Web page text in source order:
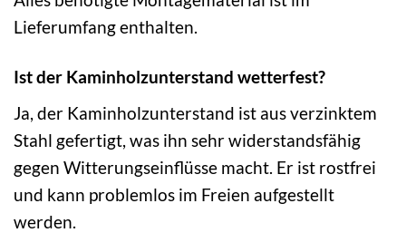
Lieferumfang enthalten.
Ist der Kaminholzunterstand wetterfest?
Ja, der Kaminholzunterstand ist aus verzinktem
Stahl gefertigt, was ihn sehr widerstandsfähig
gegen Witterungseinflüsse macht. Er ist rostfrei
und kann problemlos im Freien aufgestellt
werden.